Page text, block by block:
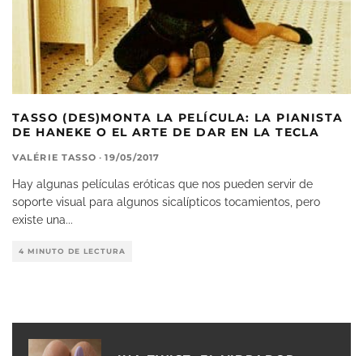
TASSO (DES)MONTA LA PELÍCULA: LA PIANISTA
DE HANEKE O EL ARTE DE DAR EN LA TECLA
VALÉRIE TASSO · 19/05/2017
Hay algunas películas eróticas que nos pueden servir de
soporte visual para algunos sicalípticos tocamientos, pero
existe una...
4 MINUTO DE LECTURA